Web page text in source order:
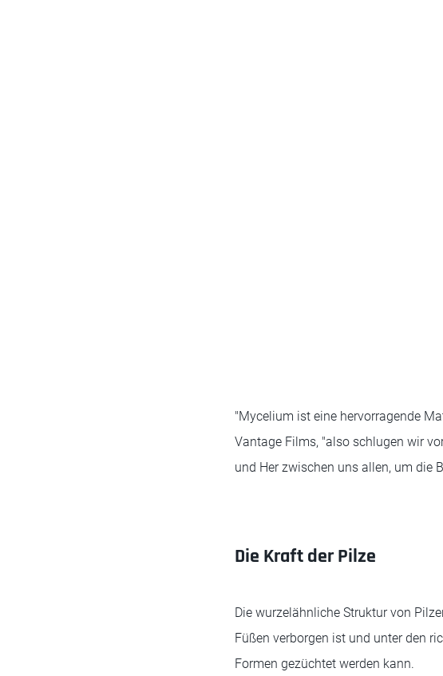
"Mycelium ist eine hervorragende
Vantage Films, "also schlugen wir
und Her zwischen uns allen, um die
Die Kraft der Pilze
Die wurzelähnliche Struktur von
Füßen verborgen ist und unter den
Formen gezüchtet werden kann.